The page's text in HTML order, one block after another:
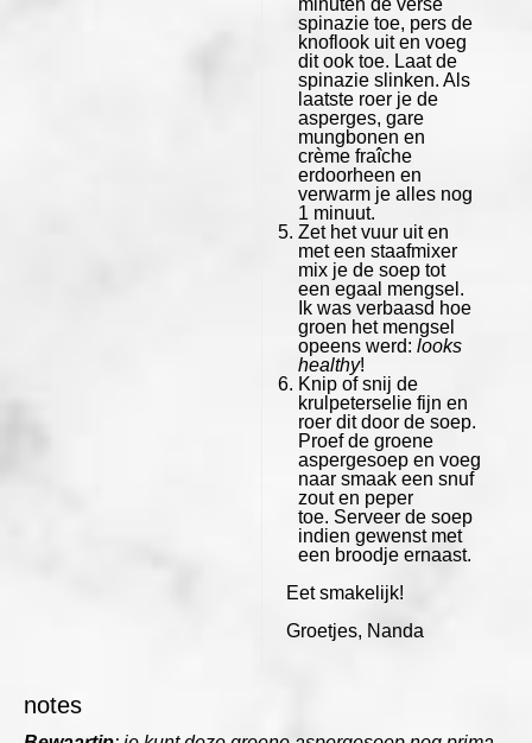
minuten de verse
spinazie toe, pers de
knoflook uit en voeg
dit ook toe. Laat de
spinazie slinken. Als
laatste roer je de
asperges, gare
mungbonen en
crème fraîche
erdoorheen en
verwarm je alles nog
1 minuut.
Zet het vuur uit en
met een staafmixer
mix je de soep tot
een egaal mengsel.
Ik was verbaasd hoe
groen het mengsel
opeens werd: looks
healthy!
Knip of snij de
krulpeterselie fijn en
roer dit door de soep.
Proef de groene
aspergesoep en voeg
naar smaak een snuf
zout en peper
toe. Serveer de soep
indien gewenst met
een broodje ernaast.
Eet smakelijk!
Groetjes, Nanda
notes